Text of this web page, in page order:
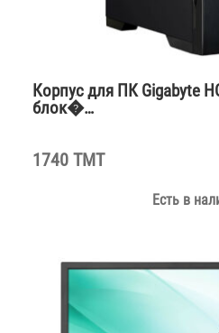
Корпус для ПК Gigabyte
блок�…
1740 TMT
Есть в